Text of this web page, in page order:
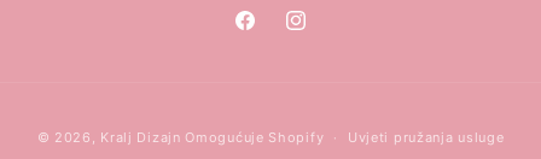
FacebookInstagram
plaćanja
© 2026, Kralj Dizajn Omogućuje Shopify Uvjeti pružanja usluge